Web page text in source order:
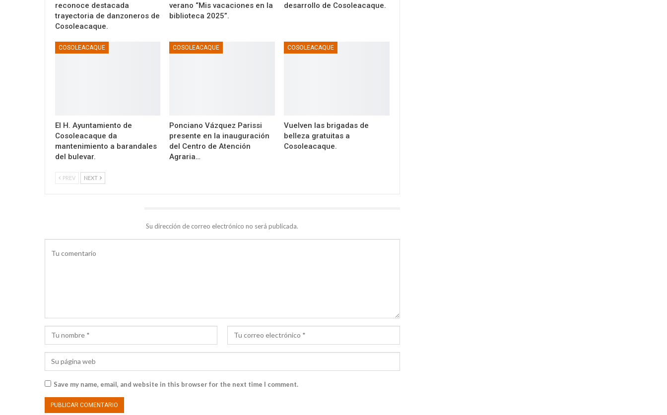
reconoce destacada
trayectoria de danzoneros de
Cosoleacaque.
verano “Mis vacaciones en la
biblioteca 2025”.
desarrollo de Cosoleacaque.
COSOLEACAQUE
El H. Ayuntamiento de
Cosoleacaque da
mantenimiento a barandales
del bulevar.
COSOLEACAQUE
Ponciano Vázquez Parissi
presente en la inauguración
del Centro de Atención
Agraria…
COSOLEACAQUE
Vuelven las brigadas de
belleza gratuitas a
Cosoleacaque.
PREV NEXT
Su dirección de correo electrónico no será publicada.
Save my name, email, and website in this browser for the next time I comment.